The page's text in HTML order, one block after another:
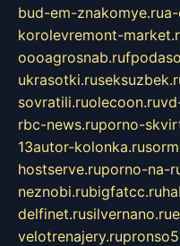
bud-em-znakomye.ru
korolevremont-
oooagrosnab.ru
ukrasotki.ru
sovratili.ruolecoon.ru
rbc-news.ruporno-
13autor-kolonka.ru
hostserve.ruporno-na-
neznobi.rubigfatcc.ru
delfinet.rusilvernano.ru
velotrenajery.ru